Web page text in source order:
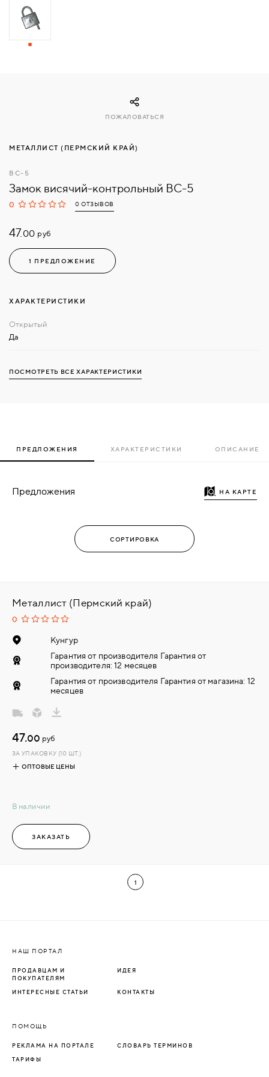
СВЯЗАТЬСЯ
МЕТАЛЛИСТ (ПЕРМСКИЙ КРАЙ)
ВС-5
Замок висячий-контрольный ВС-5
0 0 ОТЗЫВОВ
47.00руб
1 ПРЕДЛОЖЕНИЕ
ПОЖАЛОВАТЬСЯ
ХАРАКТЕРИСТИКИ
Да
ПОСМОТРЕТЬ ВСЕ ХАРАКТЕРИСТИКИ
ПРЕДЛОЖЕНИЯ ХАРАКТЕРИСТИКИ ОПИСАНИЕ
Предложения НА КАРТЕ
Металлист (Пермский край)
0
Кунгур
Гарантия от производителя Гарантия от
производителя: 12 месяцев
Гарантия от производителя Гарантия от магазина: 12
месяцев
В наличии
47.00 руб
ЗА УПАКОВКУ (10 ШТ.)
ОПТОВЫЕ ЦЕНЫ
ЗАКАЗАТЬ
1
НАШ ПОРТАЛ
ПРОДАВЦАМ И
ПОКУПАТЕЛЯМ
ИДЕЯ
ИНТЕРЕСНЫЕ СТАТЬИ КОНТАКТЫ
ПОМОЩЬ
РЕКЛАМА НА ПОРТАЛЕ СЛОВАРЬ ТЕРМИНОВ
ТАРИФЫ